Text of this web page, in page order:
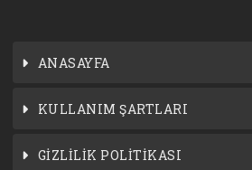
ANASAYFA
KULLANIM ŞARTLARI
GİZLİLİK POLİTİKASI